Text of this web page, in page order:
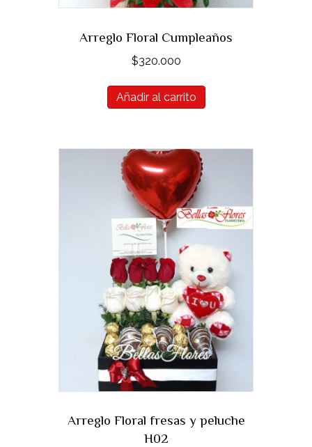
Arreglo Floral Cumpleaños
$320.000
Añadir al carrito
Arreglo Floral fresas y peluche
H02